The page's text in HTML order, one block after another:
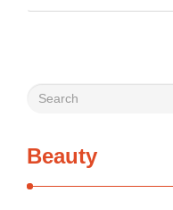
bywa dla wielu
Beauty